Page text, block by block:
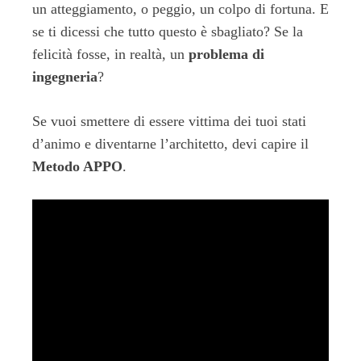
un atteggiamento, o peggio, un colpo di fortuna. E
se ti dicessi che tutto questo è sbagliato? Se la
felicità fosse, in realtà, un problema di
ingegneria?
Se vuoi smettere di essere vittima dei tuoi stati
d’animo e diventarne l’architetto, devi capire il
Metodo APPO.